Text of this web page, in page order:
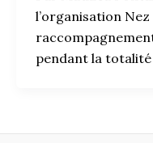
l’organisation
pendant la